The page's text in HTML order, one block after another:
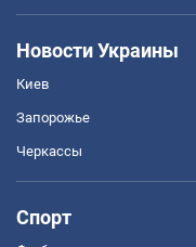
Новости Украины
Киев
Запорожье
Черкассы
Спорт